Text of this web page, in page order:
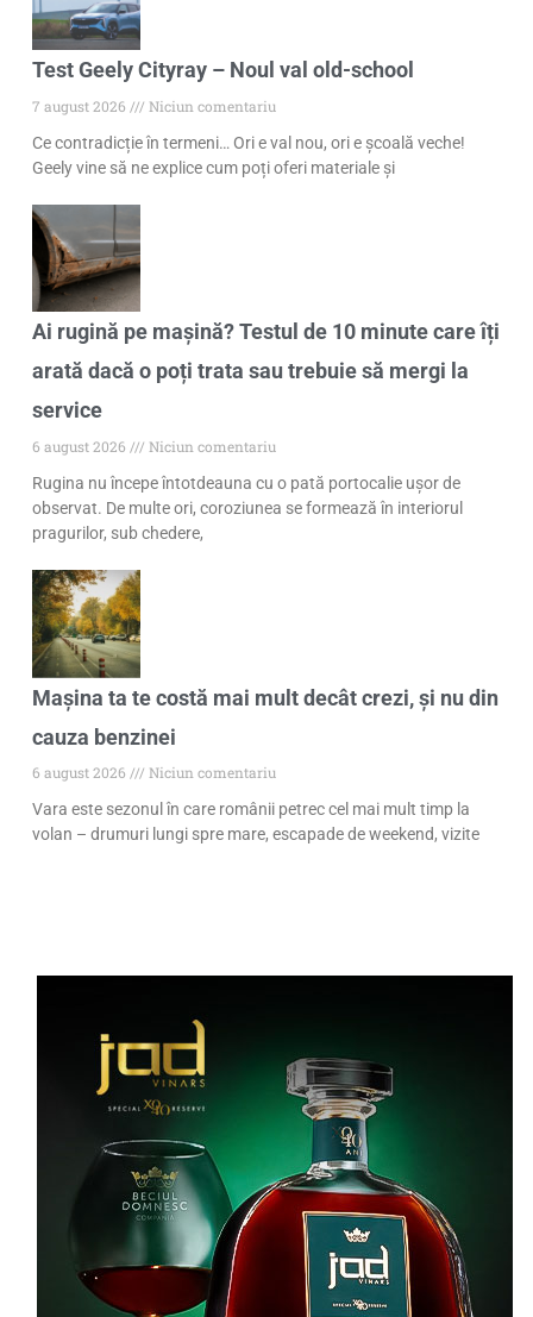
Test Geely Cityray – Noul val old-school
7 august 2026
Niciun comentariu
Ce contradicție în termeni… Ori e val nou, ori e școală veche!
Geely vine să ne explice cum poți oferi materiale și
Ai rugină pe mașină? Testul de 10 minute care îți
arată dacă o poți trata sau trebuie să mergi la
service
6 august 2026
Niciun comentariu
Rugina nu începe întotdeauna cu o pată portocalie ușor de
observat. De multe ori, coroziunea se formează în interiorul
pragurilor, sub chedere,
Mașina ta te costă mai mult decât crezi, și nu din
cauza benzinei
6 august 2026
Niciun comentariu
Vara este sezonul în care românii petrec cel mai mult timp la
volan – drumuri lungi spre mare, escapade de weekend, vizite